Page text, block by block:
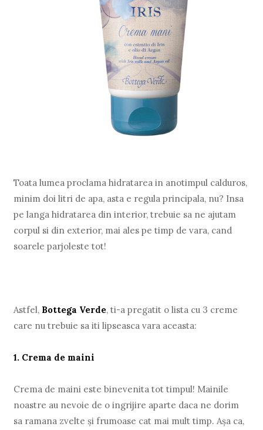
Toata lumea proclama hidratarea in anotimpul calduros,
minim doi litri de apa, asta e regula principala, nu? Insa
pe langa hidratarea din interior, trebuie sa ne ajutam
corpul si din exterior, mai ales pe timp de vara, cand
soarele parjoleste tot!
Astfel, Bottega Verde, ti-a pregatit o lista cu 3 creme
care nu trebuie sa iti lipseasca vara aceasta:
1. Crema de maini
Crema de maini este binevenita tot timpul! Mainile
noastre au nevoie de o ingrijire aparte daca ne dorim
sa ramana zvelte și frumoase cat mai mult timp. Așa ca,